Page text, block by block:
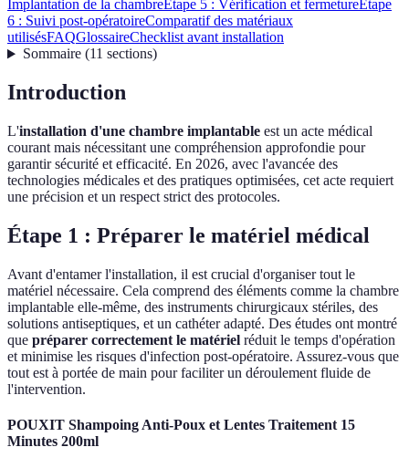
Implantation de la chambreÉtape 5 : Vérification et fermetureÉtape
6 : Suivi post-opératoireComparatif des matériaux
utilisésFAQGlossaireChecklist avant installation
Sommaire(11 sections)
Introduction
L'installation d'une chambre implantable est un acte médical
courant mais nécessitant une compréhension approfondie pour
garantir sécurité et efficacité. En 2026, avec l'avancée des
technologies médicales et des pratiques optimisées, cet acte requiert
une précision et un respect strict des protocoles.
Étape 1 : Préparer le matériel médical
Avant d'entamer l'installation, il est crucial d'organiser tout le
matériel nécessaire. Cela comprend des éléments comme la chambre
implantable elle-même, des instruments chirurgicaux stériles, des
solutions antiseptiques, et un cathéter adapté. Des études ont montré
que préparer correctement le matériel réduit le temps d'opération
et minimise les risques d'infection post-opératoire. Assurez-vous que
tout est à portée de main pour faciliter un déroulement fluide de
l'intervention.
POUXIT Shampoing Anti-Poux et Lentes Traitement 15
Minutes 200ml